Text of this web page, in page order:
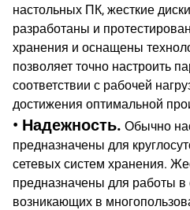
настольных ПК, жесткие
разработаны и
хранения и оснащены
позволяет точно настроить
соответствии с рабочей
достижения оптимальной
• Надежность. Обычно
предназначены для
сетевых систем хранения.
предназначены для работы
возникающих в